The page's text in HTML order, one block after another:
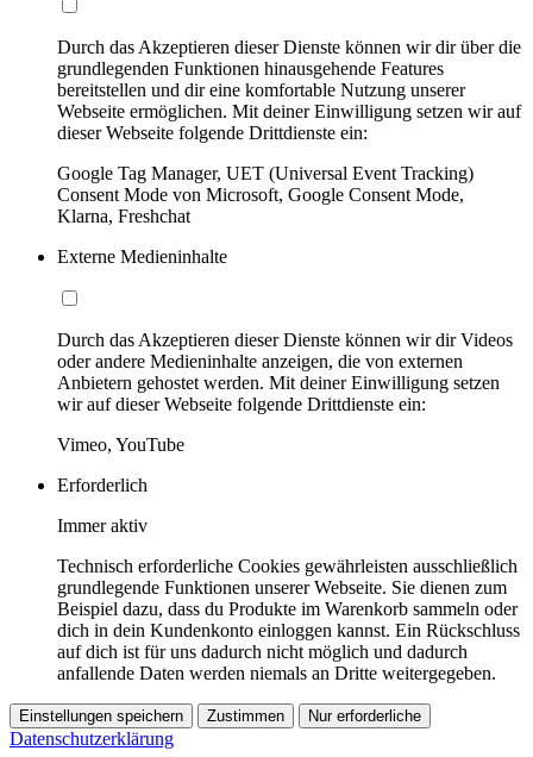
Durch das Akzeptieren dieser Dienste können wir dir über die
grundlegenden Funktionen hinausgehende Features
bereitstellen und dir eine komfortable Nutzung unserer
Webseite ermöglichen. Mit deiner Einwilligung setzen wir auf
dieser Webseite folgende Drittdienste ein:
Google Tag Manager, UET (Universal Event Tracking)
Consent Mode von Microsoft, Google Consent Mode,
Klarna, Freshchat
Externe Medieninhalte
Durch das Akzeptieren dieser Dienste können wir dir Videos
oder andere Medieninhalte anzeigen, die von externen
Anbietern gehostet werden. Mit deiner Einwilligung setzen
wir auf dieser Webseite folgende Drittdienste ein:
Vimeo, YouTube
Erforderlich
Immer aktiv
Technisch erforderliche Cookies gewährleisten ausschließlich
grundlegende Funktionen unserer Webseite. Sie dienen zum
Beispiel dazu, dass du Produkte im Warenkorb sammeln oder
dich in dein Kundenkonto einloggen kannst. Ein Rückschluss
auf dich ist für uns dadurch nicht möglich und dadurch
anfallende Daten werden niemals an Dritte weitergegeben.
Einstellungen speichern Zustimmen Nur erforderliche
Datenschutzerklärung